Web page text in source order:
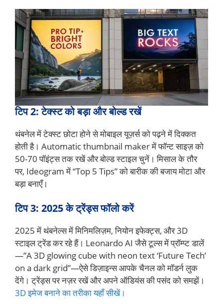
टिप 2: टेक्स्ट को बड़ा और बोल्ड रखें
थंबनेल में टेक्स्ट छोटा होने से मोबाइल यूज़र्स को पढ़ने में दिक्कत
होती है। Automatic thumbnail maker में फॉन्ट साइज़ को
50-70 पॉइंट्स तक रखें और बोल्ड स्टाइल चुनें। मिसाल के तौर
पर, Ideogram में “Top 5 Tips” को बारीक की बजाय मोटा और
बड़ा बनाएँ।
टिप 3: 2025 के ट्रेंड्स फॉलो करें
2025 में थंबनेल्स में मिनिमलिज़म, नियोन इफेक्ट्स, और 3D
स्टाइल ट्रेंड कर रहे हैं। Leonardo AI जैसे टूल्स में प्रॉम्प्ट डालें
—”A 3D glowing cube with neon text ‘Future Tech’
on a dark grid”—ऐसे डिज़ाइन्स आपके चैनल को मॉडर्न लुक
देंगे। ट्रेंड्स पर नज़र रखें और अपने ऑडियंस की पसंद को समझें।
3D इमेज बनाने का तरीका यहाँ सीखें।